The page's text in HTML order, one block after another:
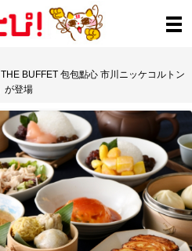
BUFFET 包包點心 市川ニッケコルトン
が登場